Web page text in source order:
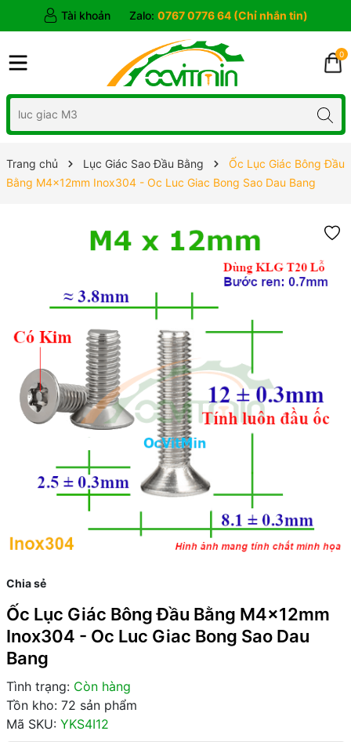
Tài khoản Zalo: 0767 0776 64 (Chỉ nhắn tin)
0
Trang chủ Lục Giác Sao Đầu Bằng
Ốc Lục Giác Bông Đầu
Bằng M4x12mm Inox304 - Oc Luc Giac Bong Sao Dau Bang
Chia sẻ
Ốc Lục Giác Bông Đầu Bằng M4x12mm
Inox304 - Oc Luc Giac Bong Sao Dau
Bang
Tình trạng: Còn hàng
Tồn kho: 72 sản phẩm
Mã SKU: YKS4I12